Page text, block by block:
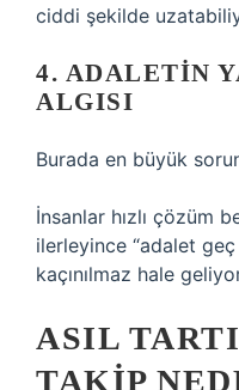
ciddi şekilde
4. ADALETIN
ALGISI
Burada en büyük
İnsanlar hızlı çözüm
ilerleyince “adalet
kaçınılmaz hale
ASIL
TAKIP